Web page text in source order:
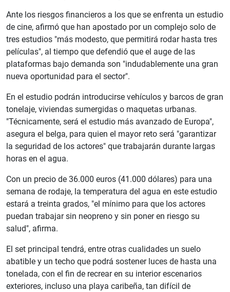
Ante los riesgos financieros a los que se enfrenta un estudio
de cine, afirmó que han apostado por un complejo solo de
tres estudios "más modesto, que permitirá rodar hasta tres
películas", al tiempo que defendió que el auge de las
plataformas bajo demanda son "indudablemente una gran
nueva oportunidad para el sector".
En el estudio podrán introducirse vehículos y barcos de gran
tonelaje, viviendas sumergidas o maquetas urbanas.
"Técnicamente, será el estudio más avanzado de Europa",
asegura el belga, para quien el mayor reto será "garantizar
la seguridad de los actores" que trabajarán durante largas
horas en el agua.
Con un precio de 36.000 euros (41.000 dólares) para una
semana de rodaje, la temperatura del agua en este estudio
estará a treinta grados, "el mínimo para que los actores
puedan trabajar sin neopreno y sin poner en riesgo su
salud", afirma.
El set principal tendrá, entre otras cualidades un suelo
abatible y un techo que podrá sostener luces de hasta una
tonelada, con el fin de recrear en su interior escenarios
exteriores, incluso una playa caribeña, tan difícil de